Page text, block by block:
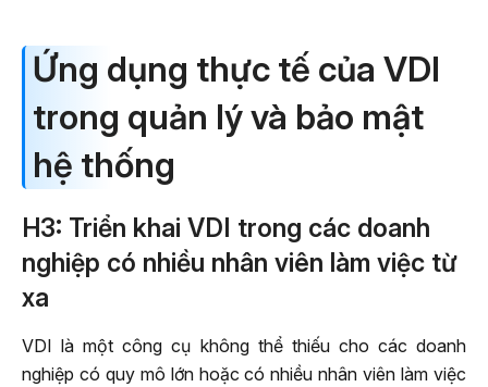
Ứng dụng thực tế của VDI
trong quản lý và bảo mật
hệ thống
H3: Triển khai VDI trong các doanh
nghiệp có nhiều nhân viên làm việc từ
xa
VDI là một công cụ không thể thiếu cho các doanh
nghiệp có quy mô lớn hoặc có nhiều nhân viên làm việc